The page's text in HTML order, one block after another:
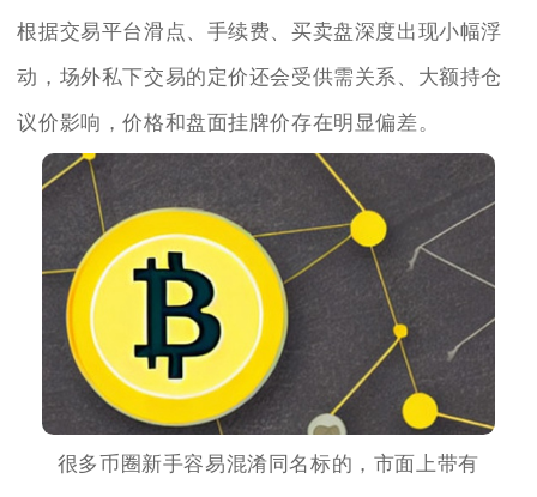
根据交易平台滑点、手续费、买卖盘深度出现小幅浮
动，场外私下交易的定价还会受供需关系、大额持仓
议价影响，价格和盘面挂牌价存在明显偏差。
很多币圈新手容易混淆同名标的，市面上带有